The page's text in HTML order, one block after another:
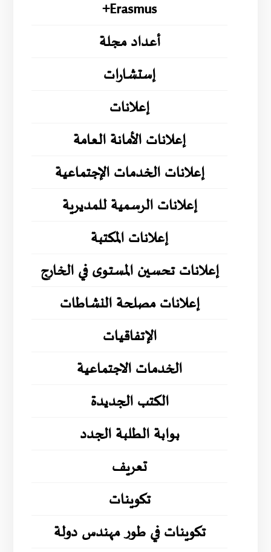
Erasmus+
أعداد مجلة
إستشارات
إعلانات
إعلانات الأمانة العامة
إعلانات الخدمات الإجتماعية
إعلانات الرسمية للمديرية
إعلانات المكتبة
إعلانات تحسين المستوى في الخارج
إعلانات مصلحة النشاطات
الإتفاقيات
الخدمات الاجتماعية
الكتب الجديدة
بوابة الطلبة الجدد
تعريف
تكوينات
تكوينات في طور مهندس دولة